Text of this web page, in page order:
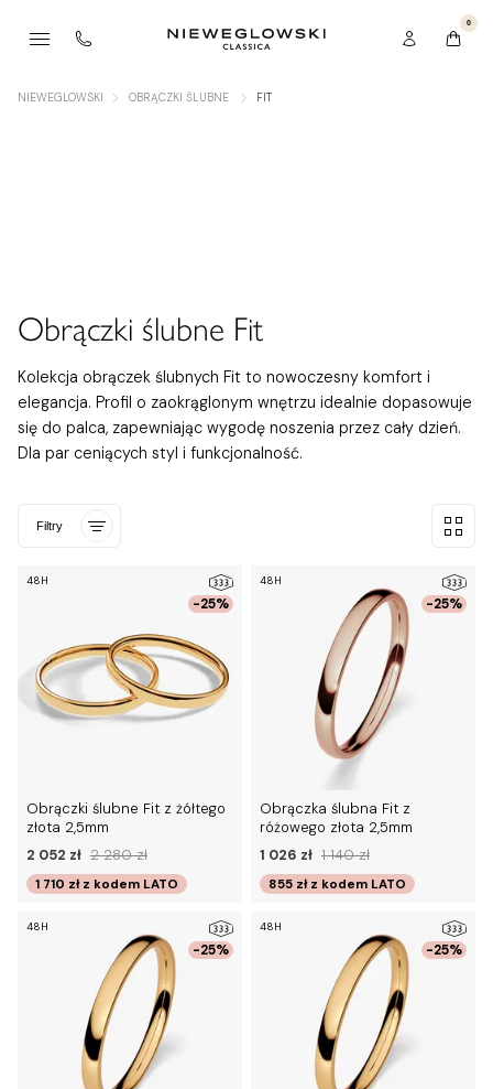
0
NIEWEGLOWSKI OBRĄCZKI ŚLUBNE FIT
Obrączki ślubne Fit
Kolekcja obrączek ślubnych Fit to nowoczesny komfort i
elegancja. Profil o zaokrąglonym wnętrzu idealnie dopasowuje
się do palca, zapewniając wygodę noszenia przez cały dzień.
Dla par ceniących styl i funkcjonalność.
Filtry
-25%
48H
Obrączki ślubne Fit z żółtego
złota 2,5mm
2 052 zł 2 280 zł
1 710 zł z kodem LATO
-25%
48H
Obrączka ślubna Fit z
różowego złota 2,5mm
1 026 zł 1 140 zł
855 zł z kodem LATO
-25%
48H
-25%
48H